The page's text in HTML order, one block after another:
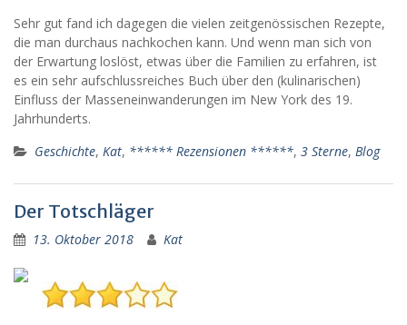
Sehr gut fand ich dagegen die vielen zeitgenössischen Rezepte,
die man durchaus nachkochen kann. Und wenn man sich von
der Erwartung loslöst, etwas über die Familien zu erfahren, ist
es ein sehr aufschlussreiches Buch über den (kulinarischen)
Einfluss der Masseneinwanderungen im New York des 19.
Jahrhunderts.
Geschichte, Kat, ****** Rezensionen ******, 3 Sterne, Blog
Der Totschläger
13. Oktober 2018 Kat